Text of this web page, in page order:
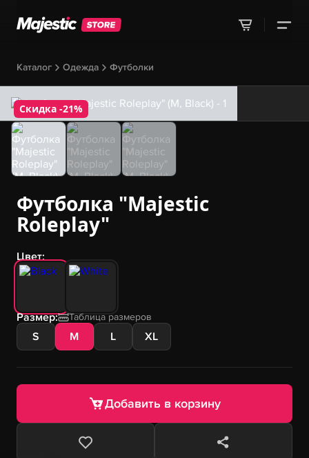
Каталог Одежда Футболки
Скидка -21%
Футболка "Majestic
Roleplay"
Цвет:
Размер: Таблица размеров
S M L XL
Добавить в корзину